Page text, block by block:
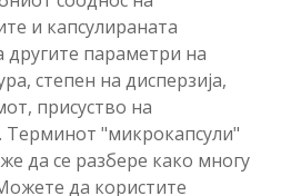
и капсулираната
другите параметри на
степен на дисперзија,
присуство на
Терминот "микрокапсули"
да се разбере како многу
да користите